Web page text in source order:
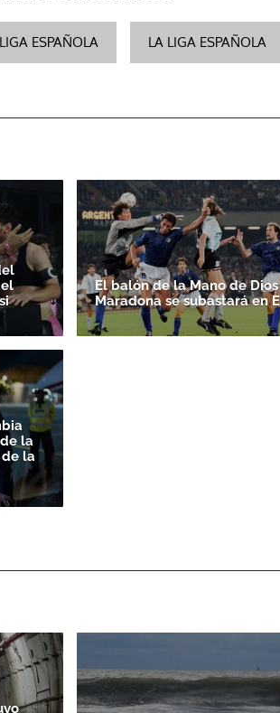
LIGA ESPAÑOLA LA LIGA ESPAÑOLA
El balón de la Mano de
Maradona se subastará en
la
la